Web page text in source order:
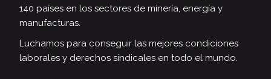
140 países en los sectores de minería, energía y
manufacturas.
Luchamos para conseguir las mejores condiciones
laborales y derechos sindicales en todo el mundo.